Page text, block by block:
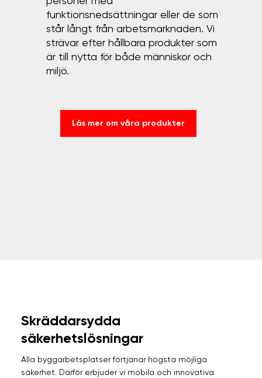
funktionsnedsättningar eller de som
står långt från arbetsmarknaden. Vi
strävar efter hållbara produkter som
är till nytta för både människor och
miljö.
Läs mer om våra produkter
Skräddarsydda
säkerhetslösningar
Alla byggarbetsplatser förtjänar högsta möjliga
säkerhet. Därför erbjuder vi mobila och innovativa